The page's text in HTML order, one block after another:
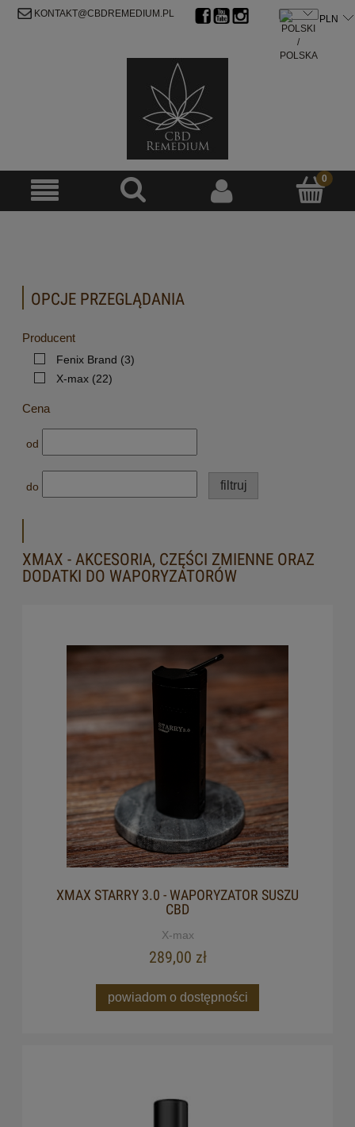
KONTAKT@CBDREMEDIUM.PL
OPCJE PRZEGLĄDANIA
Producent
Fenix Brand (3)
X-max (22)
Cena
od
do filtruj
XMAX - AKCESORIA, CZĘŚCI ZMIENNE ORAZ
DODATKI DO WAPORYZATORÓW
XMAX STARRY 3.0 - WAPORYZATOR SUSZU
CBD
X-max
289,00 zł
powiadom o dostępności